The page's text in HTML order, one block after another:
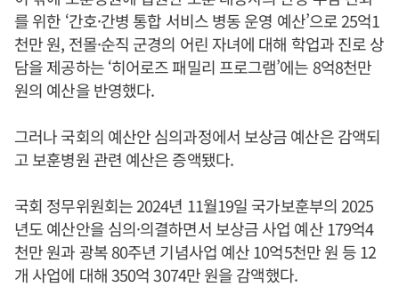
를 위한 ‘간호·간병 통합 서비스 병동 운영 예산’으로 25억1
천만 원, 전몰·순직 군경의 어린 자녀에 대해 학업과 진로 상
담을 제공하는 ‘히어로즈 패밀리 프로그램’에는 8억8천만
원의 예산을 반영했다.
그러나 국회의 예산안 심의과정에서 보상금 예산은 감액되
고 보훈병원 관련 예산은 증액됐다.
국회 정무위원회는 2024년 11월19일 국가보훈부의 2025
년도 예산안을 심의·의결하면서 보상금 사업 예산 179억4
천만 원과 광복 80주년 기념사업 예산 10억5천만 원 등 12
개 사업에 대해 350억 3074만 원을 감액했다.